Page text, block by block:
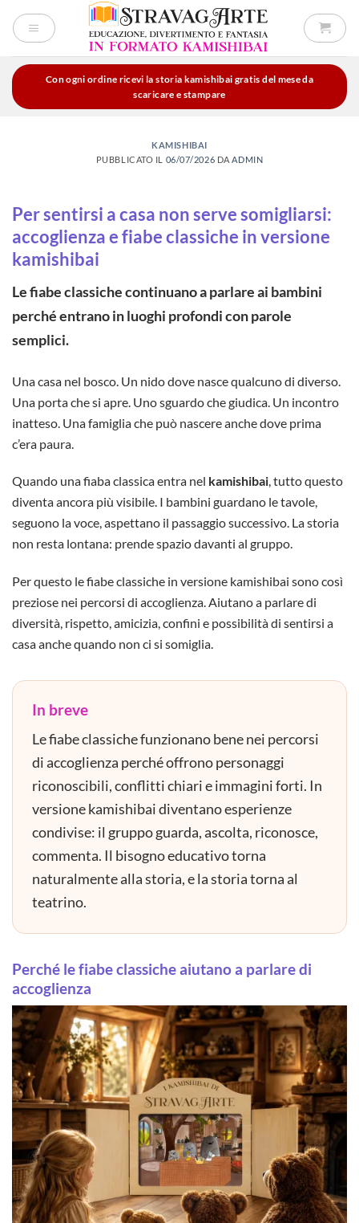
Con ogni ordine ricevi la storia kamishibai gratis del mese da
scaricare e stampare
KAMISHIBAI
PUBBLICATO IL 06/07/2026 DA ADMIN
Per sentirsi a casa non serve somigliarsi:
accoglienza e fiabe classiche in versione
kamishibai
Le fiabe classiche continuano a parlare ai bambini
perché entrano in luoghi profondi con parole
semplici.
Una casa nel bosco. Un nido dove nasce qualcuno di diverso.
Una porta che si apre. Uno sguardo che giudica. Un incontro
inatteso. Una famiglia che può nascere anche dove prima
c’era paura.
Quando una fiaba classica entra nel kamishibai, tutto questo
diventa ancora più visibile. I bambini guardano le tavole,
seguono la voce, aspettano il passaggio successivo. La storia
non resta lontana: prende spazio davanti al gruppo.
Per questo le fiabe classiche in versione kamishibai sono così
preziose nei percorsi di accoglienza. Aiutano a parlare di
diversità, rispetto, amicizia, confini e possibilità di sentirsi a
casa anche quando non ci si somiglia.
In breve
Le fiabe classiche funzionano bene nei percorsi
di accoglienza perché offrono personaggi
riconoscibili, conflitti chiari e immagini forti. In
versione kamishibai diventano esperienze
condivise: il gruppo guarda, ascolta, riconosce,
commenta. Il bisogno educativo torna
naturalmente alla storia, e la storia torna al
teatrino.
Perché le fiabe classiche aiutano a parlare di
accoglienza